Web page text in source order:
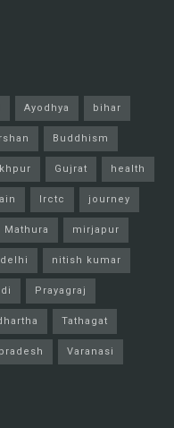
Ayodhya bihar
Buddhism
Gujrat health
Irctc journey
Mathura mirjapur
nitish kumar
Prayagraj
Tathagat
Varanasi